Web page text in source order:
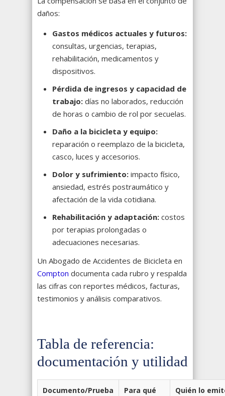
daños:
Gastos médicos actuales y futuros:
consultas, urgencias, terapias,
rehabilitación, medicamentos y
dispositivos.
Pérdida de ingresos y capacidad de
trabajo: días no laborados, reducción
de horas o cambio de rol por secuelas.
Daño a la bicicleta y equipo:
reparación o reemplazo de la bicicleta,
casco, luces y accesorios.
Dolor y sufrimiento: impacto físico,
ansiedad, estrés postraumático y
afectación de la vida cotidiana.
Rehabilitación y adaptación: costos
por terapias prolongadas o
adecuaciones necesarias.
Un Abogado de Accidentes de Bicicleta en
Compton documenta cada rubro y respalda
las cifras con reportes médicos, facturas,
testimonios y análisis comparativos.
Tabla de referencia:
documentación y utilidad
Documento/Prueba Para qué Quién lo